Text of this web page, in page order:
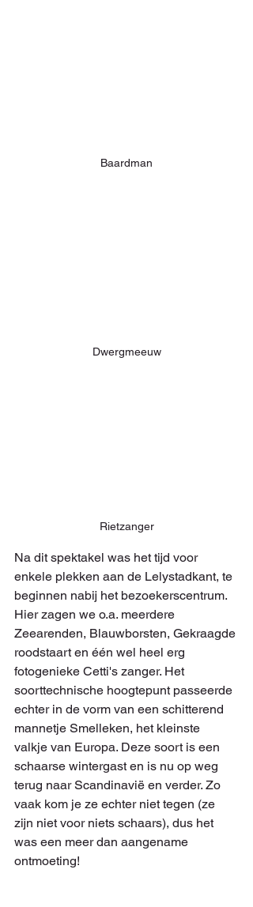
Baardman
Dwergmeeuw
Rietzanger
Na dit spektakel was het tijd voor
enkele plekken aan de Lelystadkant, te
beginnen nabij het bezoekerscentrum.
Hier zagen we o.a. meerdere
Zeearenden, Blauwborsten, Gekraagde
roodstaart en één wel heel erg
fotogenieke Cetti's zanger. Het
soorttechnische hoogtepunt passeerde
echter in de vorm van een schitterend
mannetje Smelleken, het kleinste
valkje van Europa. Deze soort is een
schaarse wintergast en is nu op weg
terug naar Scandinavië en verder. Zo
vaak kom je ze echter niet tegen (ze
zijn niet voor niets schaars), dus het
was een meer dan aangename
ontmoeting!